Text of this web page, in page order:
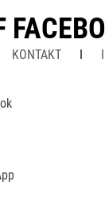
KONTAKT